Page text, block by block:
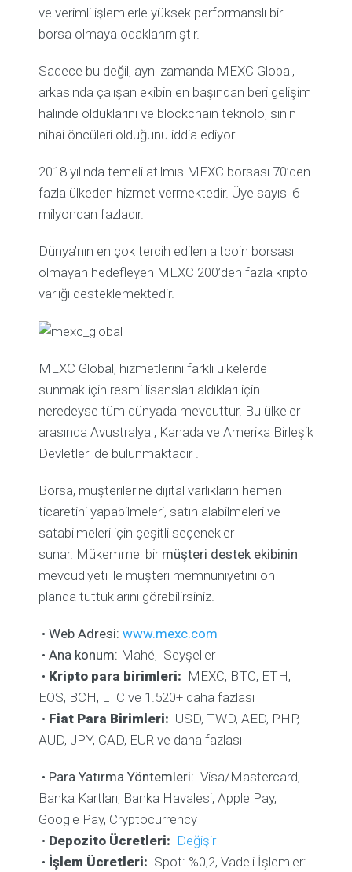
ve verimli işlemlerle yüksek performanslı bir
borsa olmaya odaklanmıştır.
Sadece bu değil, aynı zamanda MEXC Global,
arkasında çalışan ekibin en başından beri gelişim
halinde olduklarını ve blockchain teknolojisinin
nihai öncüleri olduğunu iddia ediyor.
2018 yılında temeli atılmıs MEXC borsası 70’den
fazla ülkeden hizmet vermektedir. Üye sayısı 6
milyondan fazladır.
Dünya’nın en çok tercih edilen altcoin borsası
olmayan hedefleyen MEXC 200’den fazla kripto
varlığı desteklemektedir.
MEXC Global, hizmetlerini farklı ülkelerde
sunmak için resmi lisansları aldıkları için
neredeyse tüm dünyada mevcuttur. Bu ülkeler
arasında Avustralya , Kanada ve Amerika Birleşik
Devletleri de bulunmaktadır .
Borsa, müşterilerine dijital varlıkların hemen
ticaretini yapabilmeleri, satın alabilmeleri ve
satabilmeleri için çeşitli seçenekler
sunar. Mükemmel birmüşteri destek ekibinin
mevcudiyeti ile müşteri memnuniyetini ön
planda tuttuklarını görebilirsiniz.
• Web Adresi: www.mexc.com
• Ana konum: Mahé, Seyşeller
• Kripto para birimleri: MEXC, BTC, ETH,
EOS, BCH, LTC ve 1.520+ daha fazlası
• Fiat Para Birimleri: USD, TWD, AED, PHP,
AUD, JPY, CAD, EUR ve daha fazlası
• Para Yatırma Yöntemleri: Visa/Mastercard,
Banka Kartları, Banka Havalesi, Apple Pay,
Google Pay, Cryptocurrency
• Depozito Ücretleri: Değişir
• İşlem Ücretleri: Spot: %0,2, Vadeli İşlemler: